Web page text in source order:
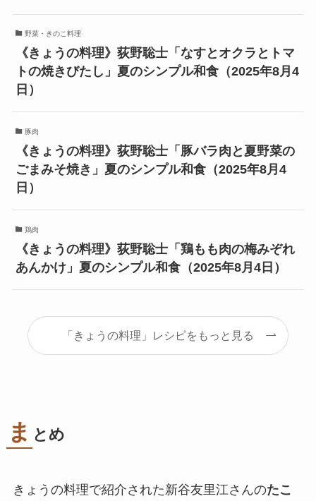
野菜・きのこ料理
《きょうの料理》荻野聡士「なすとオクラとトマ
トの焼きびたし」夏のシンプル和食（2025年8月4
日）
豚肉
《きょうの料理》荻野聡士「豚バラ肉と夏野菜の
ごまみそ焼き」夏のシンプル和食（2025年8月4
日）
鶏肉
《きょうの料理》荻野聡士「鶏もも肉の梅みぞれ
あんかけ」夏のシンプル和食（2025年8月4日）
「きょうの料理」レシピをもっと見る
ま とめ
きょうの料理で紹介された新谷友里江さんのたこ